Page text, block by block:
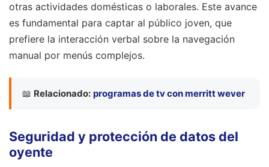
otras actividades domésticas o laborales. Este avance
es fundamental para captar al público joven, que
prefiere la interacción verbal sobre la navegación
manual por menús complejos.
📖 Relacionado: programas de tv con merritt wever
Seguridad y protección de datos del
oyente